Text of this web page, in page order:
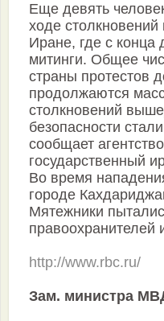
Еще девять
ходе
Иране, где с
митинги. Общее
страны протестов
продолжаются
столкновений
безопасности
сообщает
государственный
Во время
городе
Мятежники
правоохранителей
http://www.rbc.ru/
Зам. министра